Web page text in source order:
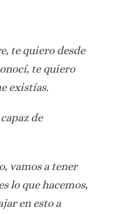
te quiero desde
te quiero
existías.
de
vamos a tener
lo que hacemos,
en esto a